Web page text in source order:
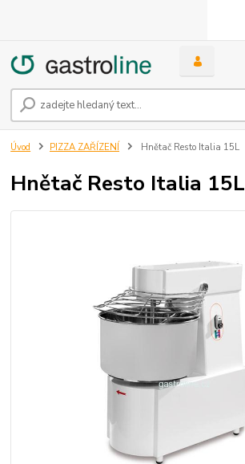
Úvod PIZZA ZAŘÍZENÍ Hnětač Resto Italia 15L
Hnětač Resto Italia 15L